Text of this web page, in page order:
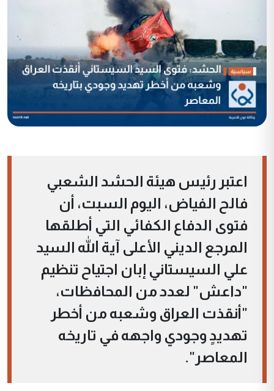
اعتبر رئيس هيئة الحشد الشعبي
فالح الفياض، اليوم السبت، أن
فتوى الدفاع الكفائي التي أطلقها
المرجع الديني الأعلى آية الله السيد
علي السيستاني إبان اجتياح تنظيم
"داعش" لعدد من المحافظات،
"أنقذت العراق وشعبه من أخطر
تهديدٍ وجودي واجهه في تاريخه
المعاصر".